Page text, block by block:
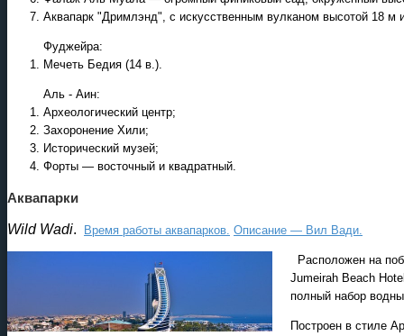
Аквапарк "Дримлэнд", с искусственным вулканом высотой 18 м
Фуджейра:
Мечеть Бедия (14 в.).
Аль - Аин:
Археологический центр;
Захоронение Хили;
Исторический музей;
Форты — восточный и квадратный.
Аквапарки
Wild Wadi. Время работы аквапарков. Описание — Вил Вади.
Расположен на
Jumeirah Beach
полный набор
Построен в стиле